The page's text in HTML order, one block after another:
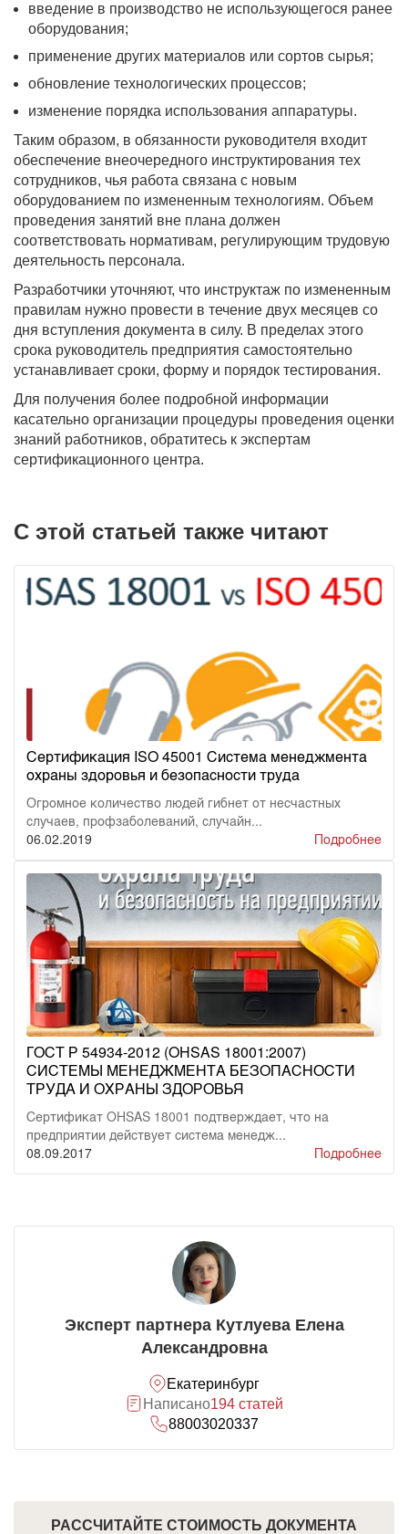
введение в производство не использующегося ранее
оборудования;
применение других материалов или сортов сырья;
обновление технологических процессов;
изменение порядка использования аппаратуры.
Таким образом, в обязанности руководителя входит
обеспечение внеочередного инструктирования тех
сотрудников, чья работа связана с новым
оборудованием по измененным технологиям. Объем
проведения занятий вне плана должен
соответствовать нормативам, регулирующим трудовую
деятельность персонала.
Разработчики уточняют, что инструктаж по измененным
правилам нужно провести в течение двух месяцев со
дня вступления документа в силу. В пределах этого
срока руководитель предприятия самостоятельно
устанавливает сроки, форму и порядок тестирования.
Для получения более подробной информации
касательно организации процедуры проведения оценки
знаний работников, обратитесь к экспертам
сертификационного центра.
С этой статьей также читают
Сертификация ISO 45001 Система менеджмента
охраны здоровья и безопасности труда
Огромное количество людей гибнет от несчастных
случаев, профзаболеваний, случайн...
06.02.2019
Подробнее
ГОСТ Р 54934-2012 (OHSAS 18001:2007)
СИСТЕМЫ МЕНЕДЖМЕНТА БЕЗОПАСНОСТИ
ТРУДА И ОХРАНЫ ЗДОРОВЬЯ
Сертификат OHSAS 18001 подтверждает, что на
предприятии действует система менедж...
08.09.2017
Подробнее
Эксперт партнера Кутлуева Елена
Александровна
Екатеринбург
Написано194 статей
88003020337
РАССЧИТАЙТЕ СТОИМОСТЬ ДОКУМЕНТА